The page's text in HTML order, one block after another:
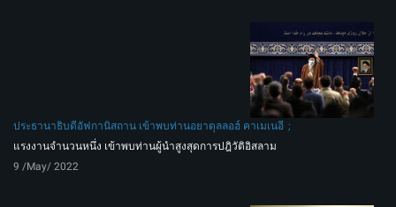
ประธานาธิบดีอัฟกานิสถาน เข้าพบท่านอยาตุลลอฮ์ คาเมเนอี
แรงงานจำนวนหนึ่ง เข้าพบท่านผู้นำสูงสุดการปฎิวัติอิสลาม
9 /May/ 2022